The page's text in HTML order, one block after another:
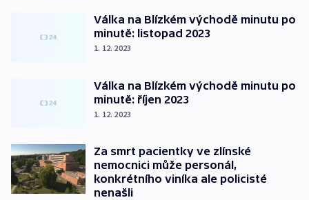
Válka na Blízkém východě minutu po
minutě: listopad 2023
1. 12. 2023
Válka na Blízkém východě minutu po
minutě: říjen 2023
1. 12. 2023
Za smrt pacientky ve zlínské
nemocnici může personál,
konkrétního viníka ale policisté
nenašli